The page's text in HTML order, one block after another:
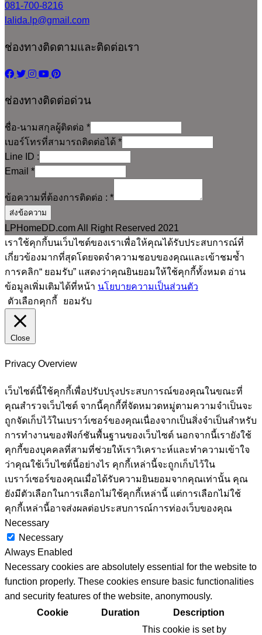
081-700-8216
lalida.lp@gmail.com
ช่องทางติดตามและติดต่อเรา
ช่องทางติดต่อด่วน
ชื่อ-นามสกุลผู้ติดต่อ *
เบอร์โทรที่สามารถติดต่อได้ *
Line ID :
Email *
ข้อความที่ต้องการติดต่อ : *
ส่งข้อความ
LPHomeDD.com All Right Reserved 2021
เราใช้คุกกี้บนเว็บไซต์ของเราเพื่อให้คุณได้รับประสบการณ์ที่
เกี่ยวข้องมากที่สุดโดยจดจำความชอบของคุณและเข้าชมซ้ำ
การคลิก“ ยอมรับ” แสดงว่าคุณยินยอมให้ใช้คุกกี้ทั้งหมด อ่าน
ข้อมูลเพิ่มเติมได้ที่หน้า นโยบายความเป็นส่วนตัว
ตัวเลือกคุกกี้
ยอมรับ
Close
Privacy Overview
เว็บไซต์นี้ใช้คุกกี้เพื่อปรับปรุงประสบการณ์ของคุณในขณะที่
คุณสำรวจเว็บไซต์ จากนี้คุกกี้ที่จัดหมวดหมู่ตามความจำเป็นจะ
ถูกจัดเก็บไว้ในเบราว์เซอร์ของคุณเนื่องจากเป็นสิ่งจำเป็นสำหรับ
การทำงานของฟังก์ชันพื้นฐานของเว็บไซต์ นอกจากนี้เรายังใช้
คุกกี้ของบุคคลที่สามที่ช่วยให้เราวิเคราะห์และทำความเข้าใจ
ว่าคุณใช้เว็บไซต์นี้อย่างไร คุกกี้เหล่านี้จะถูกเก็บไว้ใน
เบราว์เซอร์ของคุณเมื่อได้รับความยินยอมจากคุณเท่านั้น คุณ
ยังมีตัวเลือกในการเลือกไม่ใช้คุกกี้เหล่านี้ แต่การเลือกไม่ใช้
คุกกี้เหล่านี้อาจส่งผลต่อประสบการณ์การท่องเว็บของคุณ
Necessary
Necessary
Always Enabled
Necessary cookies are absolutely essential for the website to
function properly. These cookies ensure basic functionalities
and security features of the website, anonymously.
Cookie
Duration Description
This cookie is set by